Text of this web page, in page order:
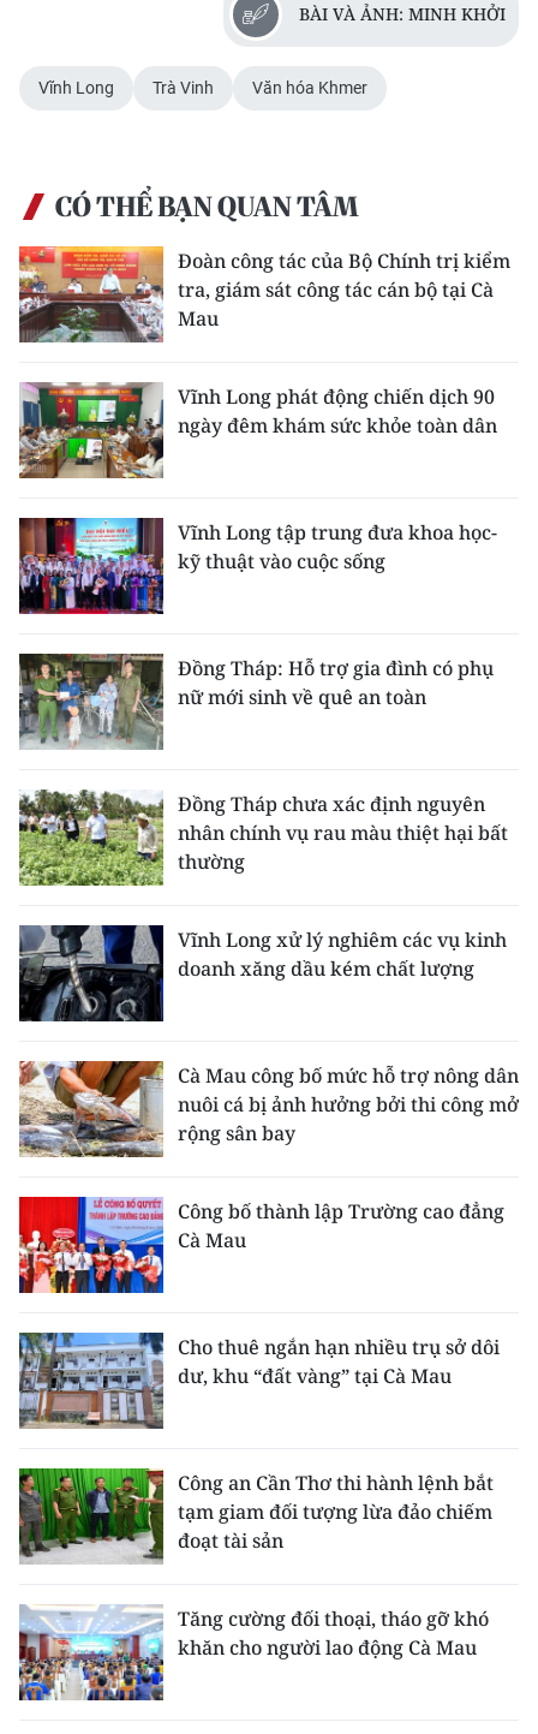
BÀI VÀ ẢNH: MINH KHỞI
Vĩnh Long Trà Vinh Văn hóa Khmer
CÓ THỂ BẠN QUAN TÂM
Đoàn công tác của Bộ Chính trị kiểm
tra, giám sát công tác cán bộ tại Cà
Mau
Vĩnh Long phát động chiến dịch 90
ngày đêm khám sức khỏe toàn dân
Vĩnh Long tập trung đưa khoa học-
kỹ thuật vào cuộc sống
Đồng Tháp: Hỗ trợ gia đình có phụ
nữ mới sinh về quê an toàn
Đồng Tháp chưa xác định nguyên
nhân chính vụ rau màu thiệt hại bất
thường
Vĩnh Long xử lý nghiêm các vụ kinh
doanh xăng dầu kém chất lượng
Cà Mau công bố mức hỗ trợ nông dân
nuôi cá bị ảnh hưởng bởi thi công mở
rộng sân bay
Công bố thành lập Trường cao đẳng
Cà Mau
Cho thuê ngắn hạn nhiều trụ sở dôi
dư, khu “đất vàng” tại Cà Mau
Công an Cần Thơ thi hành lệnh bắt
tạm giam đối tượng lừa đảo chiếm
đoạt tài sản
Tăng cường đối thoại, tháo gỡ khó
khăn cho người lao động Cà Mau